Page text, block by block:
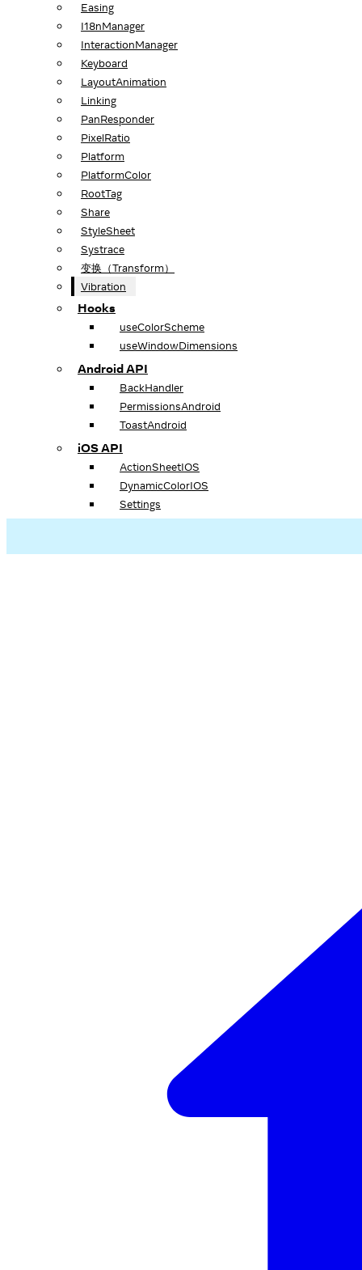
Easing
I18nManager
InteractionManager
Keyboard
LayoutAnimation
Linking
PanResponder
PixelRatio
Platform
PlatformColor
RootTag
Share
StyleSheet
Systrace
变换（Transform）
Vibration
Hooks
useColorScheme
useWindowDimensions
Android API
BackHandler
PermissionsAndroid
ToastAndroid
iOS API
ActionSheetIOS
DynamicColorIOS
Settings